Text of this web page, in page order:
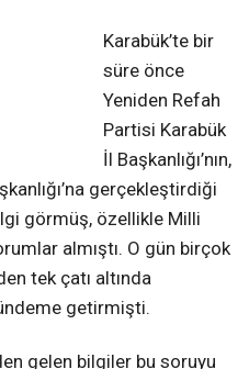
Karabük’te bir
süre önce
Yeniden Refah
Partisi Karabük
İl Başkanlığı’nın,
gerçekleştirdiği
görmüş, özellikle Milli
almıştı. O gün birçok
tek çatı altında
getirmişti.
gelen bilgiler bu soruyu